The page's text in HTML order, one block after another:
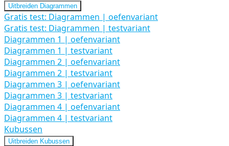
Uitbreiden Diagrammen
Gratis test: Diagrammen | oefenvariant
Gratis test: Diagrammen | testvariant
Diagrammen 1 | oefenvariant
Diagrammen 1 | testvariant
Diagrammen 2 | oefenvariant
Diagrammen 2 | testvariant
Diagrammen 3 | oefenvariant
Diagrammen 3 | testvariant
Diagrammen 4 | oefenvariant
Diagrammen 4 | testvariant
Kubussen
Uitbreiden Kubussen